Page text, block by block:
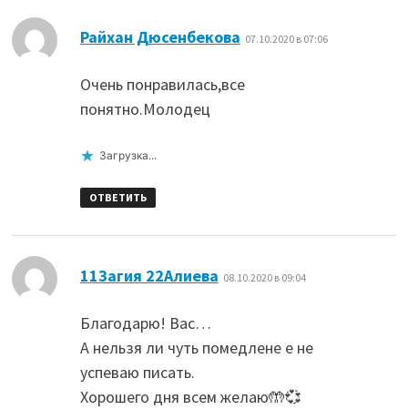
Райхан Дюсенбекова 07.10.2020 в 07:06
Очень понравилась,все
понятно.Молодец
Загрузка...
ОТВЕТИТЬ
11Загия 22Алиева 08.10.2020 в 09:04
Благодарю! Вас…
А нельзя ли чуть помедлене е не
успеваю писать.
Хорошего дня всем желаю🤲💞